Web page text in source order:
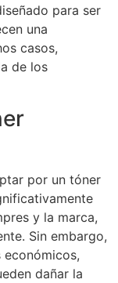
para ser
una
casos,
de los
por un tóner
y la marca,
Sin embargo,
económicos,
dañar la